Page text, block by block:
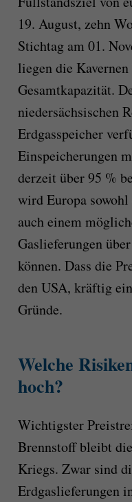
19. August, zehn
Stichtag am 01.
liegen die
Gesamtkapazität.
niedersächsischen
Erdgasspeicher
Einspeicherungen
derzeit über 95 %
wird Europa
auch einem
Gaslieferungen
können. Dass die
den USA, kräftig
Gründe.
Welche
hoch?
Wichtigster
Brennstoff bleibt
Kriegs. Zwar sind
Erdgaslieferungen